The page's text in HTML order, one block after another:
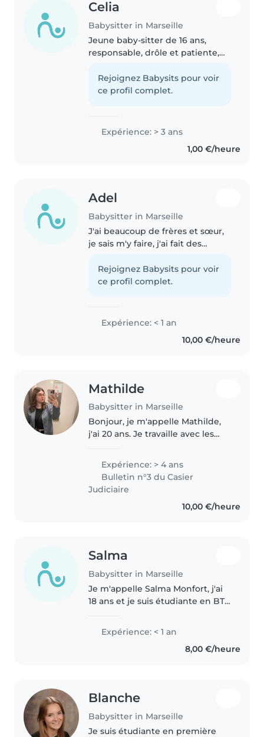
Celia
Babysitter in Marseille
Jeune baby-sitter de 16 ans,
responsable, drôle et patiente,
garde d'enfants de tous âges. Je
parle anglais, espagnol et
Rejoignez Babysits pour voir
ce profil complet.
Expérience: > 3 ans
1,00 €/heure
Adel
Babysitter in Marseille
J'ai beaucoup de frères et sœur,
je sais m'y faire, j'ai fait des
Rejoignez Babysits pour voir
ce profil complet.
Expérience: < 1 an
10,00 €/heure
Mathilde
Babysitter in Marseille
Bonjour, je m'appelle Mathilde,
j'ai 20 ans. Je travaille avec les
je suis diplômée d'un CAP et
d'un Bac Pro Animation. ✨ Très à
l'aise avec les..
Expérience: > 4 ans
Bulletin n°3 du Casier
Judiciaire
10,00 €/heure
Salma
Babysitter in Marseille
Je m'appelle Salma Monfort, j'ai
18 ans et je suis étudiante en BTS
propose mes services de baby-
sitting pour garder vos enfants
en toute confiance. Ayant..
Expérience: < 1 an
8,00 €/heure
Blanche
Babysitter in Marseille
Je suis étudiante en première